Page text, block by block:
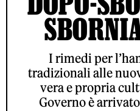
I rimedi per
tradizionali alle
vera e propria
Governo è